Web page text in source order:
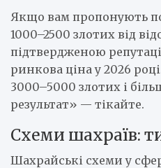
Якщо вам пропонують
1000–2500 злотих від
підтвердженою
ринкова ціна у 2026
3000–5000 злотих і
результат» — тікайте.
Схеми шахраїв:
Шахрайські схеми у